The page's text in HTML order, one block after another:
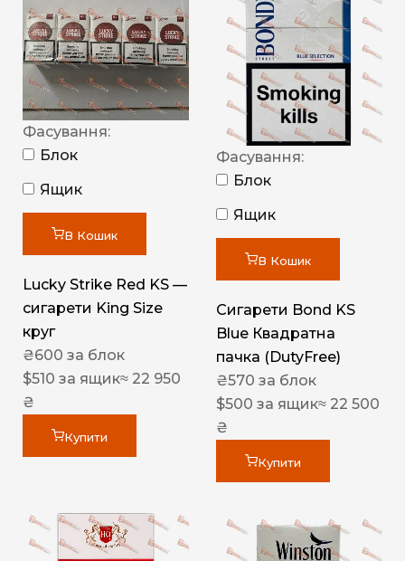
Фасування:
Блок
Ящик
В Кошик
Lucky Strike Red KS —
сигарети King Size
круг
₴600 за блок
$510 за ящик≈ 22 950
₴
Купити
Фасування:
Блок
Ящик
В Кошик
Сигарети Bond KS
Blue Квадратна
пачка (DutyFree)
₴570 за блок
$500 за ящик≈ 22 500
₴
Купити